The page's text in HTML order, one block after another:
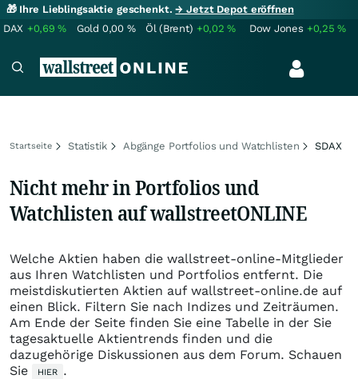
🎁 Ihre Lieblingsaktie geschenkt.→ Jetzt Depot eröffnen
DAX +0,69% Gold 0,00 % Öl (Brent) +0,02% Dow Jones +0,25%
Startseite Statistik Abgänge Portfolios und Watchlisten SDAX
Nicht mehr in Portfolios und
Watchlisten auf wallstreetONLINE
Welche Aktien haben die wallstreet-online-Mitglieder
aus Ihren Watchlisten und Portfolios entfernt. Die
meistdiskutierten Aktien auf wallstreet-online.de auf
einen Blick. Filtern Sie nach Indizes und Zeiträumen.
Am Ende der Seite finden Sie eine Tabelle in der Sie
tagesaktuelle Aktientrends finden und die
dazugehörige Diskussionen aus dem Forum. Schauen
Sie
HIER .